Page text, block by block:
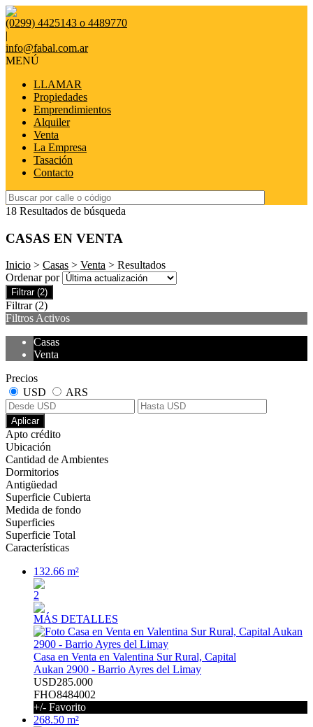
(0299) 4425143 o 4489770
|
info@fabal.com.ar
MENÚ
LLAMAR
Propiedades
Emprendimientos
Alquiler
Venta
La Empresa
Tasación
Contacto
18 Resultados de búsqueda
CASAS EN VENTA
Inicio > Casas > Venta > Resultados
Ordenar por
Filtrar (2)
Filtrar (2)
Filtros Activos
Casas
Venta
Precios
USD
ARS
Aplicar
Apto crédito
Ubicación
Cantidad de Ambientes
Dormitorios
Antigüedad
Superficie Cubierta
Medida de fondo
Superficies
Superficie Total
Características
132.66 m²
2
MÁS DETALLES
Casa en Venta en Valentina Sur Rural, Capital
Aukan 2900 - Barrio Ayres del Limay
USD285.000
FHO8484002
+/- Favorito
268.50 m²